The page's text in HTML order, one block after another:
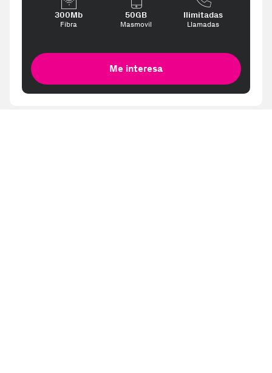
300Mb
Fibra
50GB
Masmovil
Ilimitadas
Llamadas
Me interesa